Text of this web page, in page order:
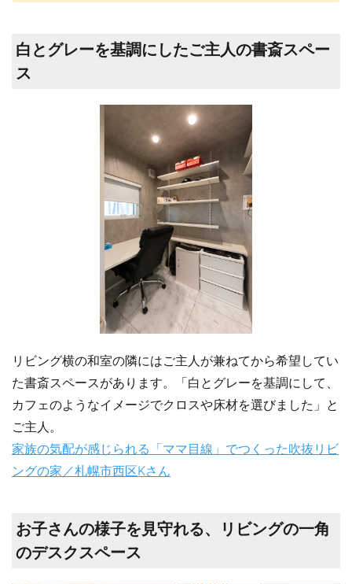
白とグレーを基調にしたご主人の書斎スペー
ス
リビング横の和室の隣にはご主人が兼ねてから希望してい
た書斎スペースがあります。「白とグレーを基調にして、
カフェのようなイメージでクロスや床材を選びました」と
ご主人。
家族の気配が感じられる「ママ目線」でつくった吹抜リビ
ングの家／札幌市西区Kさん
お子さんの様子を見守れる、リビングの一角
のデスクスペース